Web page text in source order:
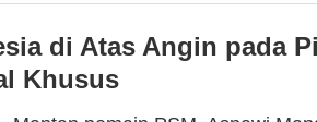
di Atas Angin pada
Khusus